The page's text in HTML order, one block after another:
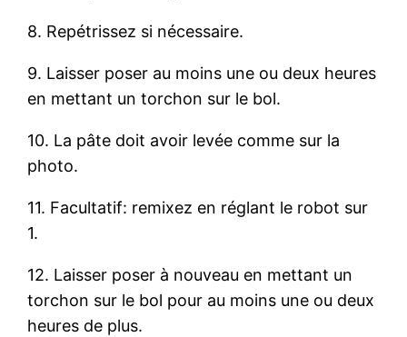
8. Repétrissez si nécessaire.
9. Laisser poser au moins une ou deux heures
en mettant un torchon sur le bol.
10. La pâte doit avoir levée comme sur la
photo.
11. Facultatif: remixez en réglant le robot sur
1.
12. Laisser poser à nouveau en mettant un
torchon sur le bol pour au moins une ou deux
heures de plus.